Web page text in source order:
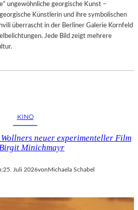
ungewöhnliche georgische Kunst –
Künstlerin und ihre symbolischen
überrascht in der Berliner Galerie Kornfeld
Jede Bild zeigt mehrere
KINO
neuer experimenteller Film
Minichmayr
25. Juli 2026von Michaela Schabel